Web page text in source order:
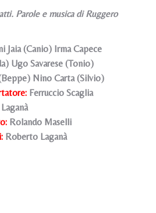
Parole e musica di Ruggero
Jaia (Canio) Irma Capece
Ugo Savarese (Tonio)
Nino Carta (Silvio)
Ferruccio Scaglia
Rolando Maselli
: Roberto Laganà